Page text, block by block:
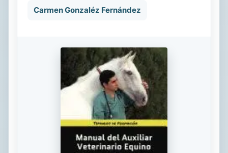
Carmen Gonzaléz Fernández